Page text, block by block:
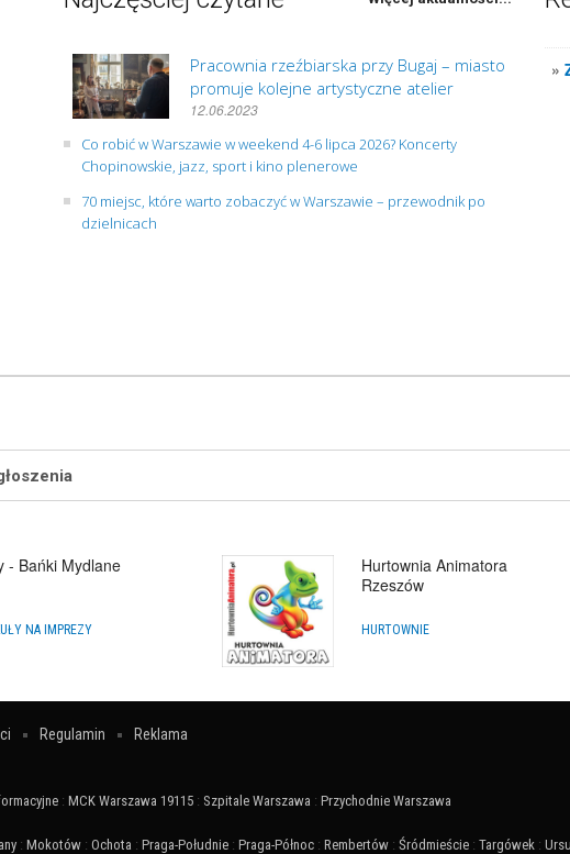
Pracownia rzeźbiarska przy Bugaj – miasto
promuje kolejne artystyczne atelier
12.06.2023
Co robić w Warszawie w weekend 4-6 lipca 2026? Koncerty
Chopinowskie, jazz, sport i kino plenerowe
70 miejsc, które warto zobaczyć w Warszawie – przewodnik po
dzielnicach
»
- Bańki Mydlane
NA IMPREZY
Hurtownia Animatora
Rzeszów
HURTOWNIE
Regulamin Reklama
: MCK Warszawa 19115 : Szpitale Warszawa : Przychodnie Warszawa
: Mokotów : Ochota : Praga-Południe : Praga-Północ : Rembertów : Śródmieście : Targówek :